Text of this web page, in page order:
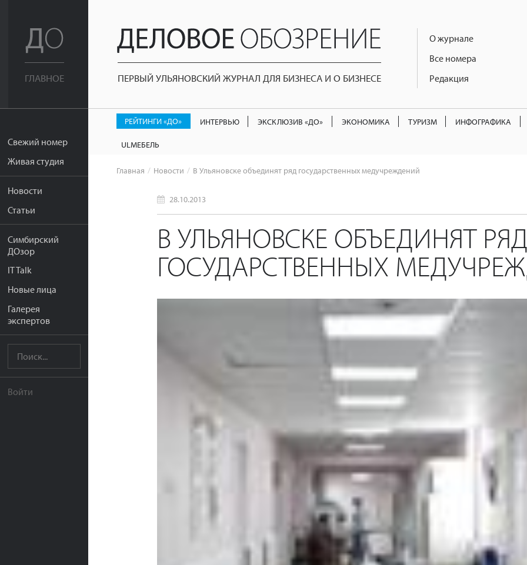
ГЛАВНОЕ
Свежий номер
Живая студия
Новости
Статьи
Симбирский
ДОзор
IT Talk
Новые лица
Галерея
экспертов
Войти
ПЕРВЫЙ УЛЬЯНОВСКИЙ ЖУРНАЛ ДЛЯ БИЗНЕСА И О БИЗНЕСЕ
О журнале
Все номера
Редакция
РЕЙТИНГИ «ДО» ИНТЕРВЬЮ ЭКСКЛЮЗИВ «ДО» ЭКОНОМИКА ТУРИЗМ ИНФОГРАФИКА
ULМЕБЕЛЬ
Главная Новости В Ульяновске объединят ряд государственных медучреждений
28.10.2013
В УЛЬЯНОВСКЕ ОБЪЕДИНЯТ
ГОСУДАРСТВЕННЫХ